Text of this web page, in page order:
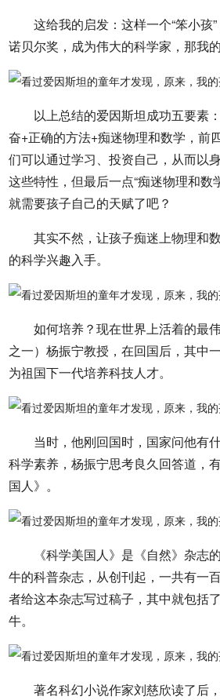
这给我的启发：这样一个“笨小孩
诺贝尔奖，成为伟大的科学家，那我
以上总结的爱因斯坦成功五要素
奋+正确的方法+痴迷物理和数学，前
们可以通过学习、投资自己，从而以
这些特性，但最后一点“痴迷物理和数
就需要孩子自己的天赋了吧？
其实不然，让孩子痴迷上物理和
的科学兴趣入手。
如何培养？现在世界上活着的最
之一）杨振宁教授，在回国后，其中
为祖国下一代培养科技人才。
当时，他刚回国时，国家问他有
科学素养，杨振宁思考良久回答道，
国人》。
《科学美国人》是《自然》杂志
牛的科普杂志，从创刊起，一共有一
者给这本杂志写过稿子，其中就包括
牛。
著名科幻小说作家刘慈欣读了后